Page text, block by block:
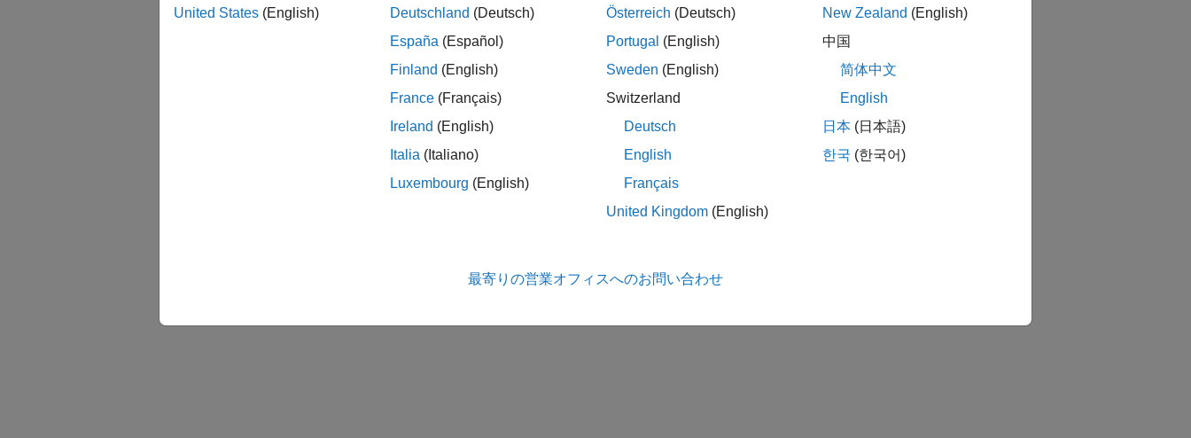
United States (English)
Deutschland (Deutsch)
España (Español)
Finland (English)
France (Français)
Ireland (English)
Italia (Italiano)
Luxembourg (English)
Österreich (Deutsch)
Portugal (English)
Sweden (English)
Switzerland
Deutsch
English
Français
United Kingdom (English)
New Zealand (English)
中国
简体中文
English
日本 (日本語)
한국 (한국어)
最寄りの営業オフィスへのお問い合わせ